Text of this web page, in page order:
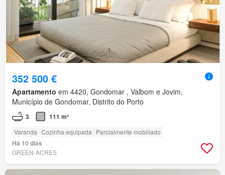
352 500 €
Apartamento em 4420, Gondomar , Valbom e Jovim,
Município de Gondomar, Distrito do Porto
3 111 m²
Varanda Cozinha equipada Parcialmente mobiliado
Há 10 dias
GREEN-ACRES